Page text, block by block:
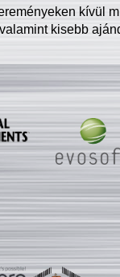
kívül
valamint kisebb